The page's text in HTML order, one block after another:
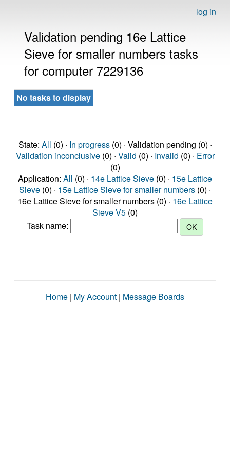
log in
Validation pending 16e Lattice
Sieve for smaller numbers tasks
for computer 7229136
No tasks to display
State: All (0) · In progress(0) · Validation pending (0) ·
Validation inconclusive(0) · Valid (0) · Invalid (0) · Error
(0)
Application: All (0) · 14e Lattice Sieve (0) · 15e Lattice
Sieve (0) · 15e Lattice Sieve for smaller numbers (0) ·
16e Lattice Sieve for smaller numbers (0) · 16e Lattice
Sieve V5 (0)
Task name:
Home | My Account | Message Boards